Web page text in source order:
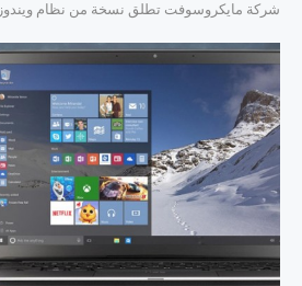
شركة مايكروسوفت تطلق نسخة من نظام ويندوز 10 خاصّة بالصّين